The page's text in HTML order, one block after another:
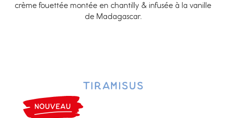
crème fouettée montée en chantilly & infusée à la vanille
de Madagascar.
Tiramisus